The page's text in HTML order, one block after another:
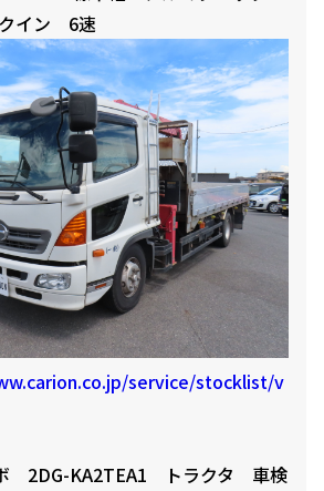
イン 6速
service/stocklist/v
KA2TEA1 トラクタ 車検